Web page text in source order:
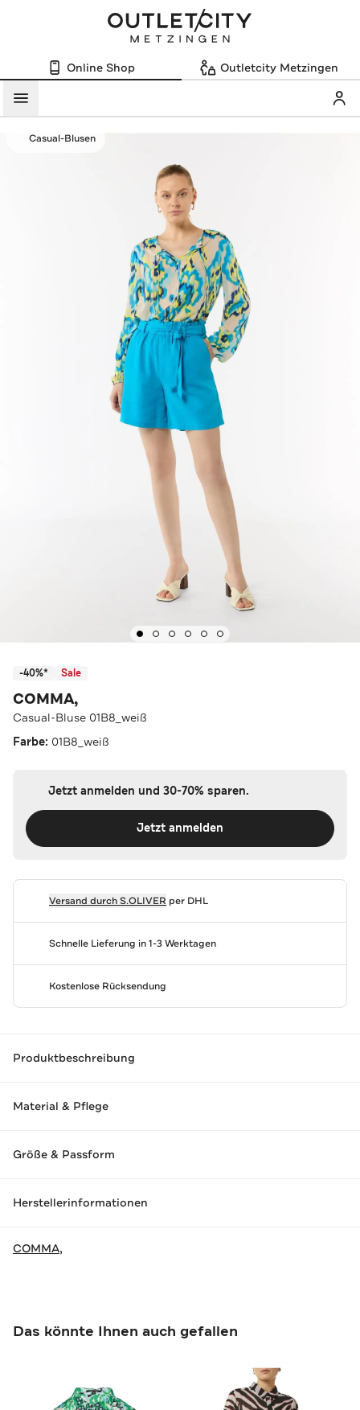
Online Shop Outletcity Metzingen
Menü
Casual-Blusen
-40%* Sale
COMMA,
Casual-Bluse 01B8_weiß
Farbe: 01B8_weiß
Jetzt anmelden und 30-70% sparen.
Jetzt anmelden
Versand durchS.OLIVER per DHL
Schnelle Lieferung in 1-3 Werktagen
Kostenlose Rücksendung
Produktbeschreibung
Material & Pflege
Größe & Passform
Herstellerinformationen
COMMA,
Das könnte Ihnen auch gefallen